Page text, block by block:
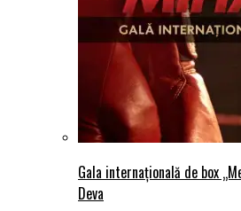
Gala internațională de box
Deva